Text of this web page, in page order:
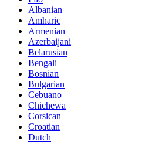
Albanian
Amharic
Armenian
Azerbaijani
Belarusian
Bengali
Bosnian
Bulgarian
Cebuano
Chichewa
Corsican
Croatian
Dutch